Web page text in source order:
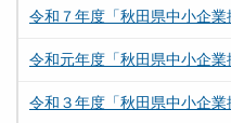
令和７年度「秋田県中小企
令和元年度「秋田県中小企
令和３年度「秋田県中小企